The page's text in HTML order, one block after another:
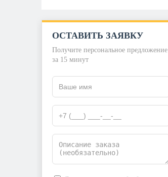
ОСТАВИТЬ ЗАЯВКУ
Получите персональное предложение
за 15 минут